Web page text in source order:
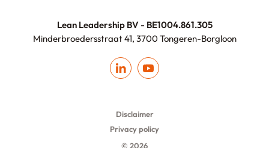
Lean Leadership BV - BE1004.861.305
Minderbroedersstraat 41, 3700 Tongeren-Borgloon
Disclaimer
Privacy policy
© 2026